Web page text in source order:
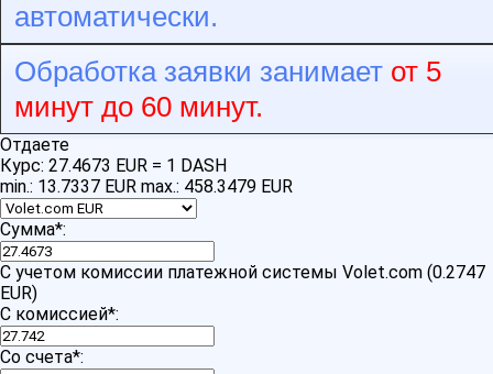
автоматически.
Обработка заявки занимает от 5
минут до 60 минут.
Отдаете
Курс: 27.4673 EUR = 1 DASH
min.: 13.7337 EUR max.: 458.3479 EUR
Сумма*:
С учетом комиссии платежной системы Volet.com (0.2747
EUR)
С комиссией*:
Со счета*: